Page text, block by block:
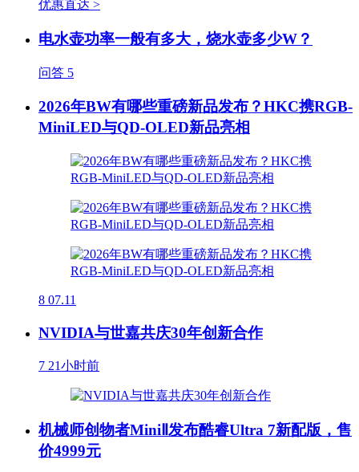
优惠直达 >
电水壶功率一般有多大，烧水壶多少W？
问答 5
2026年BW有哪些重磅新品发布？HKC携RGB-
MiniLED与QD-OLED新品亮相
8 07.11
NVIDIA与世嘉共庆30年创新合作
7 21小时前
机械师创物者MiniⅡ发布酷睿Ultra 7新配版，售
价4999元